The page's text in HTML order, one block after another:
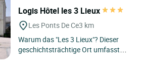
Logis Hôtel les 3 Lieux
Les Ponts De Ce3 km
Warum das "Les 3 Lieux"? Dieser
geschichtsträchtige Ort umfasst